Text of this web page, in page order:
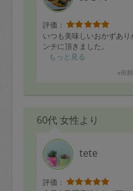
評価：
いつも美味しいおかずあ
ンチに頂きました。
もっと見る
※依
60代 女性より
tete
評価：